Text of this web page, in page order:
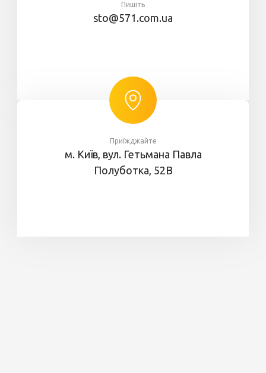
Пишіть
sto@571.com.ua
Приїжджайте
м. Київ, вул. Гетьмана Павла
Полуботка, 52В